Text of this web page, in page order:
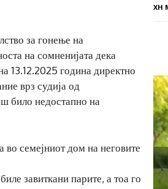
за гонење на
на сомненијата дека
13.12.2025 година директно
врз судија од
било недостапно на
семејниот дом на неговите
завиткани парите, а тоа го
XH